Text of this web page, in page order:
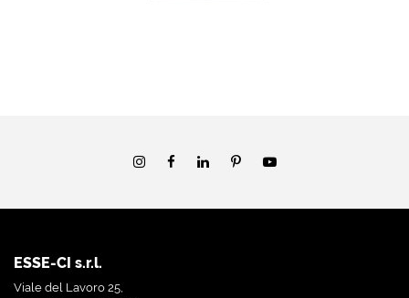
ESSE-CI s.r.l.
Viale del Lavoro 25,